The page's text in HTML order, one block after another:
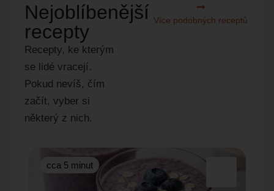
Nejoblíbenější
recepty
Recepty, ke kterým
se lidé vracejí.
Pokud nevíš, čím
začít, vyber si
některý z nich.
Více podobných receptů
cca 5 minut